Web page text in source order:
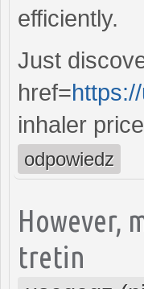
efficiently.
Just
href=
inhaler
odpowiedz
However,
tretin